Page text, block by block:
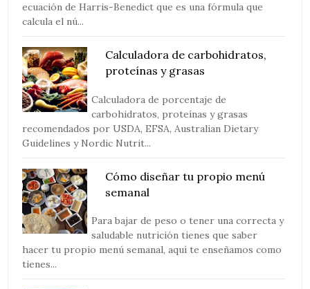
ecuación de Harris-Benedict que es una fórmula que
calcula el nú...
Calculadora de carbohidratos,
proteínas y grasas
Calculadora de porcentaje de
carbohidratos, proteínas y grasas
recomendados por USDA, EFSA, Australian Dietary
Guidelines y Nordic Nutrit...
Cómo diseñar tu propio menú
semanal
Para bajar de peso o tener una correcta y
saludable nutrición tienes que saber
hacer tu propio menú semanal, aquí te enseñamos como
tienes...